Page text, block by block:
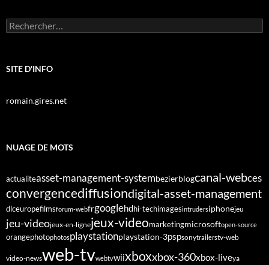
Rechercher :
SITE D'INFO
romain.gires.net
NUAGE DE MOTS
actualiteasset-management-systembezierblogcanal-webces
convergencediffusiondigital-asset-management
dlceuropefilmsforum-webfrgooglehdhi-techimagesintrudersiphonejeu
jeu-videojeux-en-lignejeux-videomarketingmicrosoftopen-source
orangephotophotosplaystationplaystation-3pspsonytrailerstv-web
video-newsweb-tvwebtvwiixboxxbox-360xbox-liveya